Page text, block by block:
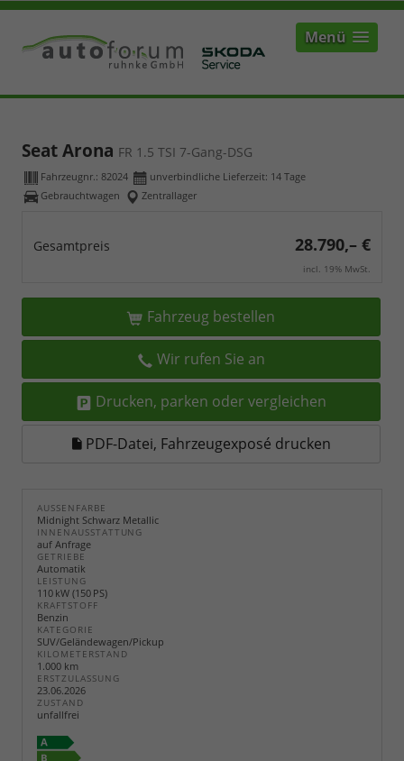
Menü
Seat Arona FR 1.5 TSI 7-Gang-DSG
Fahrzeugnr.: 82024 unverbindliche Lieferzeit: 14 Tage
Gebrauchtwagen
Zentrallager
Gesamtpreis 28.790,– €
incl. 19% MwSt.
Fahrzeug bestellen
Wir rufen Sie an
Drucken, parken oder vergleichen
PDF-Datei, Fahrzeugexposé drucken
AUSSENFARBE
Midnight Schwarz Metallic
INNENAUSSTATTUNG
auf Anfrage
GETRIEBE
Automatik
LEISTUNG
110 kW (150 PS)
KRAFTSTOFF
Benzin
KATEGORIE
SUV/Geländewagen/Pickup
KILOMETERSTAND
1.000 km
ERSTZULASSUNG
23.06.2026
ZUSTAND
unfallfrei